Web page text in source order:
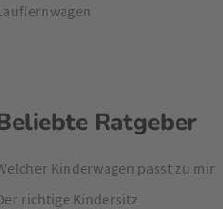
Ratgeber
Kinderwagen passt zu mir
richtige Kindersitz